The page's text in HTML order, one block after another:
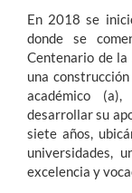
En 2018 se
donde se
Centenario de la
una
académico
desarrollar su
siete años,
universidades,
excelencia y